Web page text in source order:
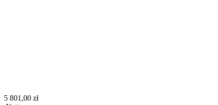
5 801,00 zł